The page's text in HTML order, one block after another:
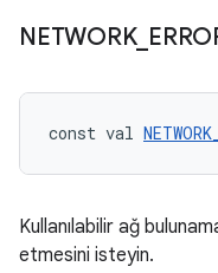
NETWORK_
const val
Kullanılabilir ağ
etmesini isteyin.